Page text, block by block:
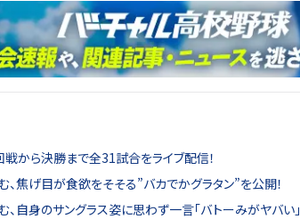
戦から決勝まで全31試合をライブ配信！
、焦げ目が食欲をそそる”バカでかグラタン”を公開！
、自身のサングラス姿に思わず一言「バトーみがヤバい」